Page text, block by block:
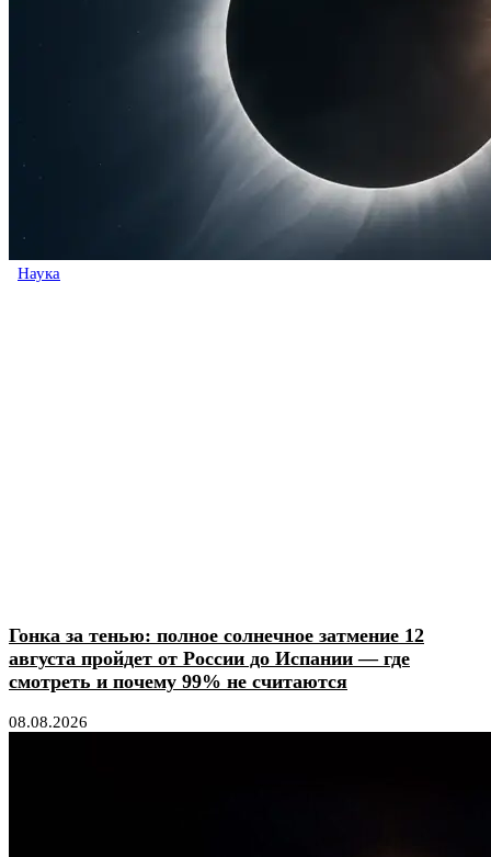
Наука
Гонка за тенью: полное солнечное затмение 12
августа пройдет от России до Испании — где
смотреть и почему 99% не считаются
08.08.2026